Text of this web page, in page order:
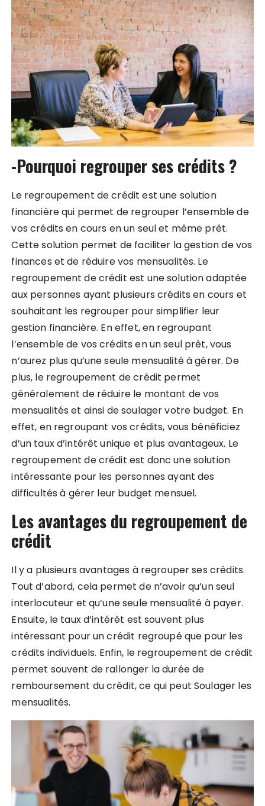
-Pourquoi regrouper ses crédits ?
Le regroupement de crédit est une solution
financière qui permet de regrouper l’ensemble de
vos crédits en cours en un seul et même prêt.
Cette solution permet de faciliter la gestion de vos
finances et de réduire vos mensualités. Le
regroupement de crédit est une solution adaptée
aux personnes ayant plusieurs crédits en cours et
souhaitant les regrouper pour simplifier leur
gestion financière. En effet, en regroupant
l’ensemble de vos crédits en un seul prêt, vous
n’aurez plus qu’une seule mensualité à gérer. De
plus, le regroupement de crédit permet
généralement de réduire le montant de vos
mensualités et ainsi de soulager votre budget. En
effet, en regroupant vos crédits, vous bénéficiez
d’un taux d’intérêt unique et plus avantageux. Le
regroupement de crédit est donc une solution
intéressante pour les personnes ayant des
difficultés à gérer leur budget mensuel.
Les avantages du regroupement de
crédit
Il y a plusieurs avantages à regrouper ses crédits.
Tout d’abord, cela permet de n’avoir qu’un seul
interlocuteur et qu’une seule mensualité à payer.
Ensuite, le taux d’intérêt est souvent plus
intéressant pour un crédit regroupé que pour les
crédits individuels. Enfin, le regroupement de crédit
permet souvent de rallonger la durée de
remboursement du crédit, ce qui peut Soulager les
mensualités.